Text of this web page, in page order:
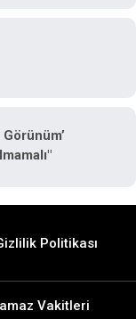
Politikası
Vakitleri